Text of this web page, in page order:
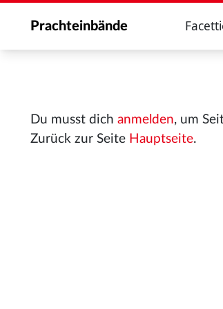
Prachteinbände
Du musst dich anmelden, um
Zurück zur Seite Hauptseite.